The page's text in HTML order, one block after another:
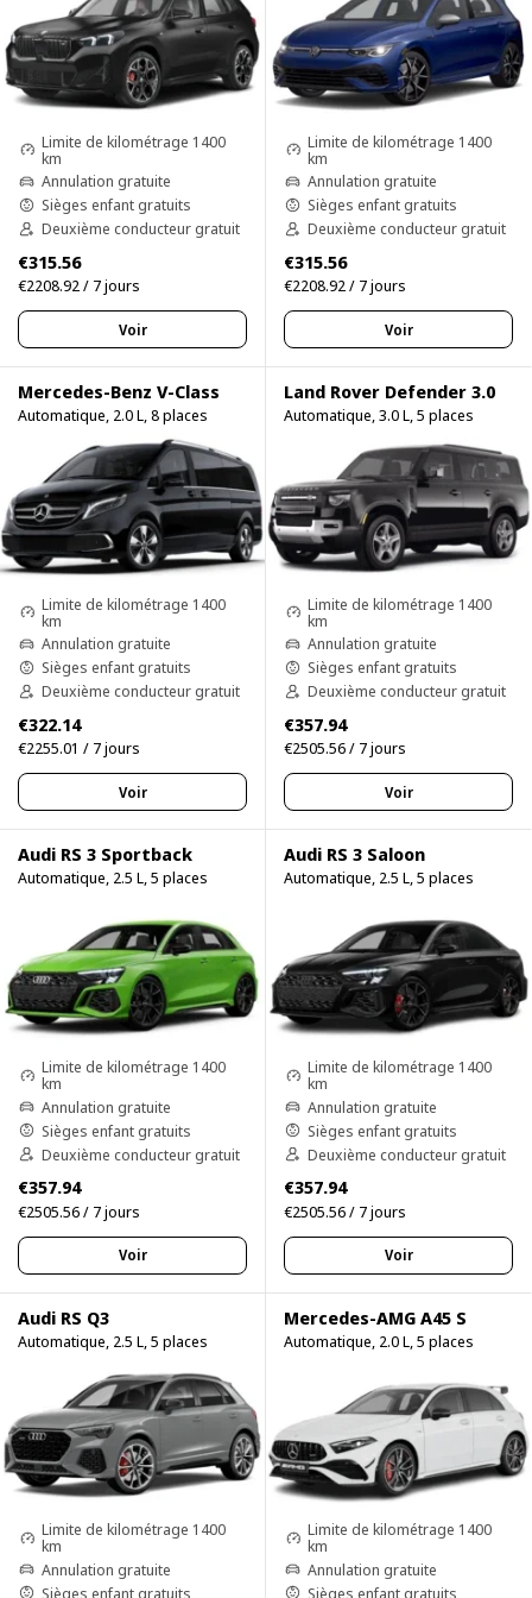
Limite de kilométrage 1400
km
Annulation gratuite
Sièges enfant gratuits
Deuxième conducteur gratuit
€315.56
€2208.92 / 7 jours
Voir
Limite de kilométrage 1400
km
Annulation gratuite
Sièges enfant gratuits
Deuxième conducteur gratuit
€315.56
€2208.92 / 7 jours
Voir
Mercedes-Benz V-Class
Automatique, 2.0 L, 8 places
Limite de kilométrage 1400
km
Annulation gratuite
Sièges enfant gratuits
Deuxième conducteur gratuit
€322.14
€2255.01 / 7 jours
Voir
Land Rover Defender 3.0
Automatique, 3.0 L, 5 places
Limite de kilométrage 1400
km
Annulation gratuite
Sièges enfant gratuits
Deuxième conducteur gratuit
€357.94
€2505.56 / 7 jours
Voir
Audi RS 3 Sportback
Automatique, 2.5 L, 5 places
Limite de kilométrage 1400
km
Annulation gratuite
Sièges enfant gratuits
Deuxième conducteur gratuit
€357.94
€2505.56 / 7 jours
Voir
Audi RS 3 Saloon
Automatique, 2.5 L, 5 places
Limite de kilométrage 1400
km
Annulation gratuite
Sièges enfant gratuits
Deuxième conducteur gratuit
€357.94
€2505.56 / 7 jours
Voir
Audi RS Q3
Automatique, 2.5 L, 5 places
Limite de kilométrage 1400
km
Annulation gratuite
Sièges enfant gratuits
Mercedes-AMG A45 S
Automatique, 2.0 L, 5 places
Limite de kilométrage 1400
km
Annulation gratuite
Sièges enfant gratuits